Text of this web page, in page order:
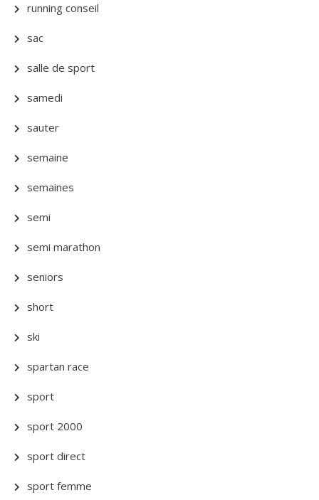
running conseil
sac
salle de sport
samedi
sauter
semaine
semaines
semi
semi marathon
seniors
short
ski
spartan race
sport
sport 2000
sport direct
sport femme